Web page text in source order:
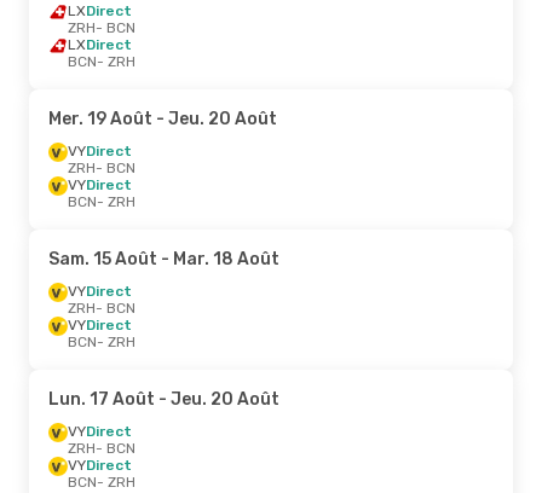
LXDirect
ZRH- BCN
LXDirect
BCN- ZRH
Mer. 19 Août - Jeu. 20 Août
VYDirect
ZRH- BCN
VYDirect
BCN- ZRH
Sam. 15 Août - Mar. 18 Août
VYDirect
ZRH- BCN
VYDirect
BCN- ZRH
Lun. 17 Août - Jeu. 20 Août
VYDirect
ZRH- BCN
VYDirect
BCN- ZRH